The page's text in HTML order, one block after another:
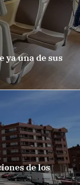
una de sus
de los